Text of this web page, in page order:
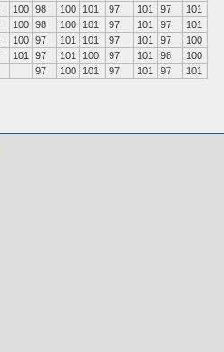
100 98 100 101 97 101 97
101
100 98 100 101 97 101 97
101
100 97 101 101 97 101 97
100
101 97 101 100 97 101 98
100
97 100 101 97 101 97 101